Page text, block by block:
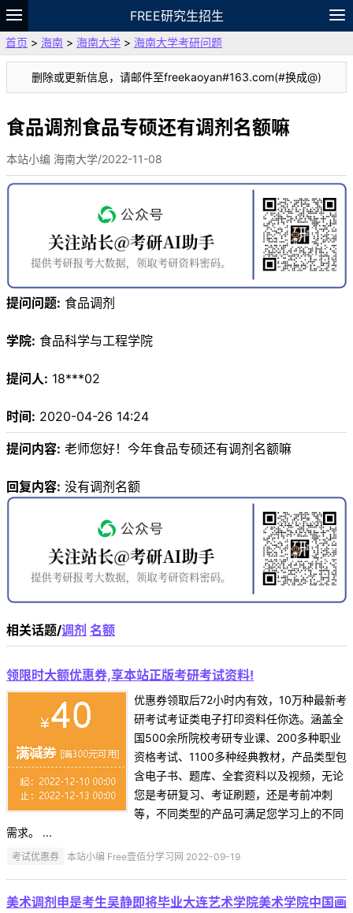
FREE研究生招生
题库
故事 专题 APP 笔记
VIP
资料
首页 > 海南 > 海南大学 > 海南大学考研问题
删除或更新信息，请邮件至freekaoyan#163.com(#换成@)
食品调剂食品专硕还有调剂名额嘛
本站小编 海南大学/2022-11-08
提问问题: 食品调剂
学院: 食品科学与工程学院
提问人: 18***02
时间: 2020-04-26 14:24
提问内容: 老师您好！今年食品专硕还有调剂名额嘛
回复内容: 没有调剂名额
相关话题/调剂 名额
领限时大额优惠券,享本站正版考研考试资料!
优惠券领取后72小时内有效，10万种最新考
研考试考证类电子打印资料任你选。涵盖全
国500余所院校考研专业课、200多种职业
资格考试、1100多种经典教材，产品类型包
含电子书、题库、全套资料以及视频，无论
您是考研复习、考证刷题，还是考前冲刺
等，不同类型的产品可满足您学习上的不同
需求。 ...
考试优惠券 本站小编 Free壹佰分学习网 2022-09-19
美术调剂申是考生吴静即将毕业大连艺术学院美术学院中国画